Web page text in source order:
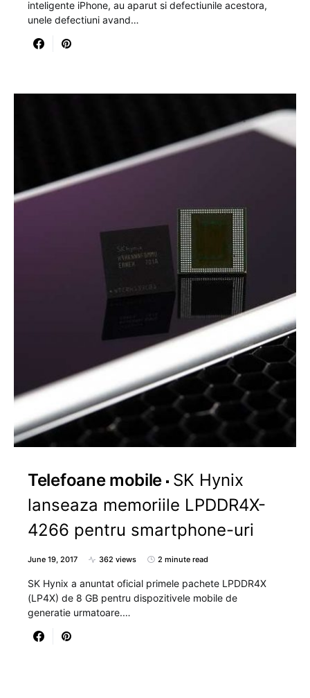
inteligente iPhone, au aparut si defectiunile acestora,
unele defectiuni avand…
Telefoane mobile SK Hynix
lanseaza memoriile LPDDR4X-
4266 pentru smartphone-uri
June 19, 2017 362 views 2 minute read
SK Hynix a anuntat oficial primele pachete LPDDR4X
(LP4X) de 8 GB pentru dispozitivele mobile de
generatie urmatoare.…